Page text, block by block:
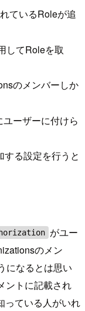
ているRoleが追
してRoleを取
のメンバーしか
ーザーに付けら
る設定を行うと
がユー
のメン
になるとは思い
ントに記載され
っている人がいれ